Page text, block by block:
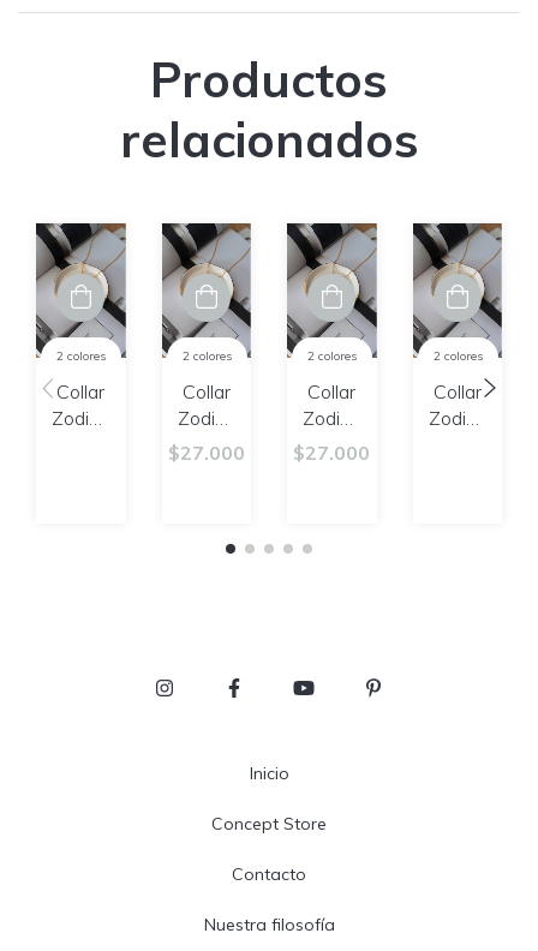
Productos
relacionados
2 colores
Collar
Zodiac
2 colores
Collar
Zodiac
Escorpio
$27.000
2 colores
Collar
Zodiac
Sagitario
$27.000
2 colores
Collar
Zodiac
Inicio
Concept Store
Contacto
Nuestra filosofía